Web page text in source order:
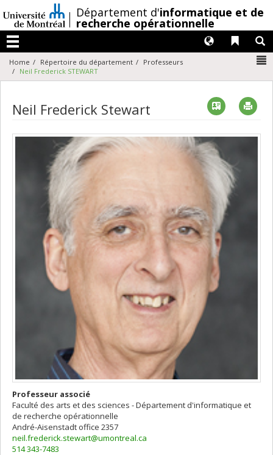
au
contenu
/Département d'informatique et de
recherche opérationnelle
Menu
Liens
Langues
Home Répertoire du département
Professeurs
Neil Frederick STEWART
Neil Frederick Stewart Vcard
Professeur associé
Faculté des arts et des sciences - Département d'informatique et
de recherche opérationnelle
André-Aisenstadt office 2357
neil.frederick.stewart@umontreal.ca
514 343-7483